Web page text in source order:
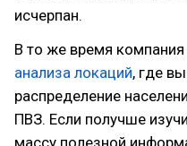
исчерпан.
В то же время компания
анализа локаций, где
распределение
ПВЗ. Если получше
массу полезной